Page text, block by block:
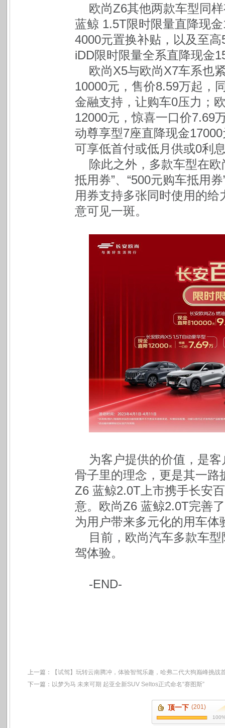
欧尚Z6其他两款车型同
蓝鲸 1.5T限时限量直降现
4000元置换补贴，以及至
iDD限时限量全系直降现金
欧尚X5与欧尚X7车系也
10000元，售价8.59万起，
金融支持，让购车0压力；
12000元，惊喜一口价7.69
动尊享型7座直降现金
可享低首付或低月供或0利
除此之外，多款车型在
抵用券”、“500元购车抵用
用券支持多张同时使用的
意可见一斑。
为客户提供的价值，是
骨子里的理念，更是其一
Z6 蓝鲸2.0T上市携手长安
意。欧尚Z6 蓝鲸2.0T完善
为用户带来多元化的用车体
目前，欧尚汽车多款车
驾体验。
-END-
上一篇：
【试驾】玩转云南腾冲，体验智驾乐趣，哈弗二代大狗巅峰挑战
下一篇： 以梦为马 未来可期 起亚全新SUV Seltos正式命名“赛图斯”
顶一下 (201)